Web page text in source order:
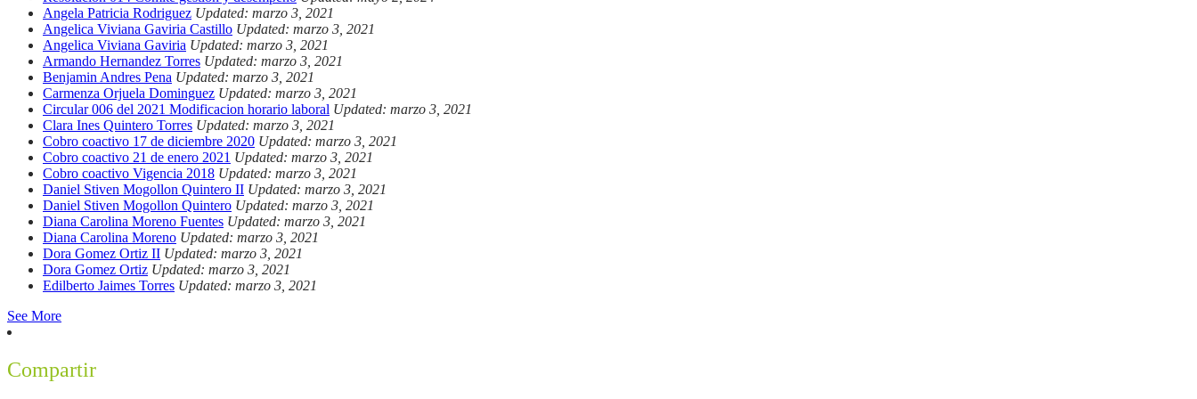
Angela Patricia Rodriguez Updated: marzo 3, 2021
Angelica Viviana Gaviria Castillo Updated: marzo 3, 2021
Angelica Viviana Gaviria Updated: marzo 3, 2021
Armando Hernandez Torres Updated: marzo 3, 2021
Benjamin Andres Pena Updated: marzo 3, 2021
Carmenza Orjuela Dominguez Updated: marzo 3, 2021
Circular 006 del 2021 Modificacion horario laboral Updated: marzo 3, 2021
Clara Ines Quintero Torres Updated: marzo 3, 2021
Cobro coactivo 17 de diciembre 2020 Updated: marzo 3, 2021
Cobro coactivo 21 de enero 2021 Updated: marzo 3, 2021
Cobro coactivo Vigencia 2018 Updated: marzo 3, 2021
Daniel Stiven Mogollon Quintero II Updated: marzo 3, 2021
Daniel Stiven Mogollon Quintero Updated: marzo 3, 2021
Diana Carolina Moreno Fuentes Updated: marzo 3, 2021
Diana Carolina Moreno Updated: marzo 3, 2021
Dora Gomez Ortiz II Updated: marzo 3, 2021
Dora Gomez Ortiz Updated: marzo 3, 2021
Edilberto Jaimes Torres Updated: marzo 3, 2021
See More
Compartir